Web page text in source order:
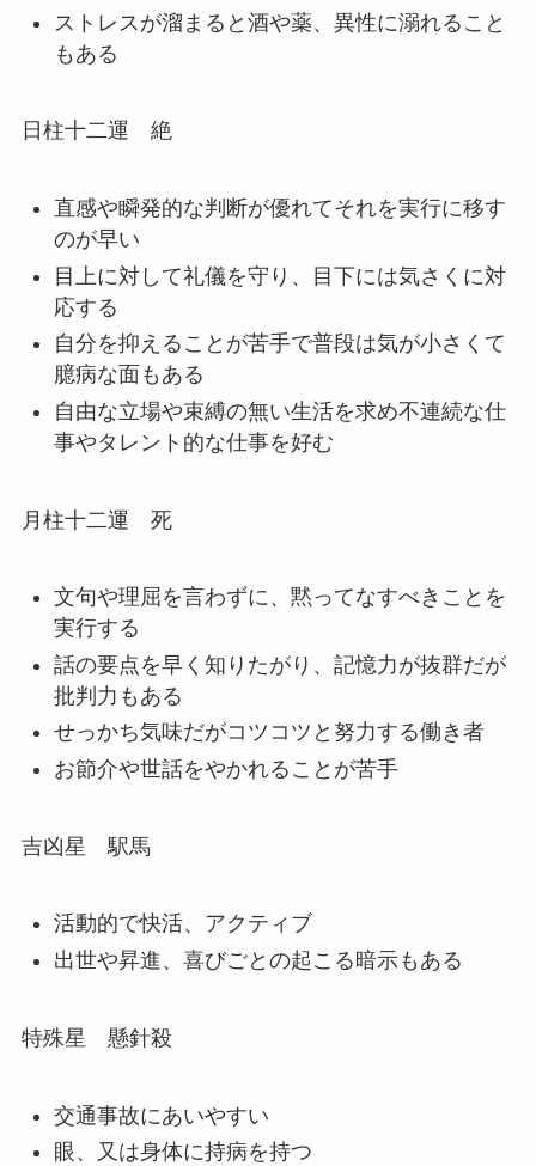
ストレスが溜まると酒や薬、異性に溺れること
もある
日柱十二運 絶
直感や瞬発的な判断が優れてそれを実行に移す
のが早い
目上に対して礼儀を守り、目下には気さくに対
応する
自分を抑えることが苦手で普段は気が小さくて
臆病な面もある
自由な立場や束縛の無い生活を求め不連続な仕
事やタレント的な仕事を好む
月柱十二運 死
文句や理屈を言わずに、黙ってなすべきことを
実行する
話の要点を早く知りたがり、記憶力が抜群だが
批判力もある
せっかち気味だがコツコツと努力する働き者
お節介や世話をやかれることが苦手
吉凶星 駅馬
活動的で快活、アクティブ
出世や昇進、喜びごとの起こる暗示もある
特殊星 懸針殺
交通事故にあいやすい
眼、又は身体に持病を持つ